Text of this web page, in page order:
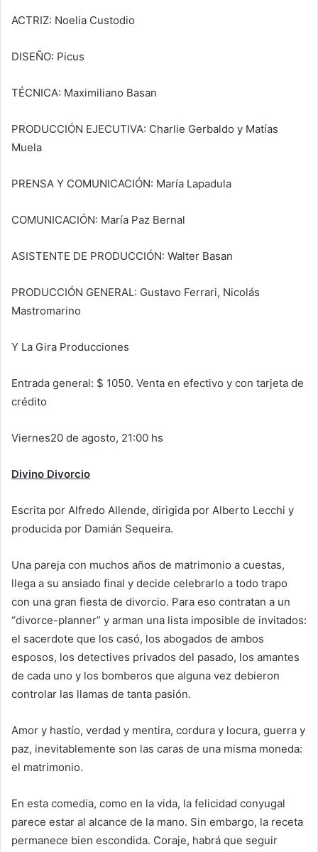
ACTRIZ: Noelia Custodio
DISEÑO: Picus
TÉCNICA: Maximiliano Basan
PRODUCCIÓN EJECUTIVA: Charlie Gerbaldo y Matías
Muela
PRENSA Y COMUNICACIÓN: María Lapadula
COMUNICACIÓN: María Paz Bernal
ASISTENTE DE PRODUCCIÓN: Walter Basan
PRODUCCIÓN GENERAL: Gustavo Ferrari, Nicolás
Mastromarino
Y La Gira Producciones
Entrada general: $ 1050. Venta en efectivo y con tarjeta de
crédito
Viernes20 de agosto, 21:00 hs
Divino Divorcio
Escrita por Alfredo Allende, dirigida por Alberto Lecchi y
producida por Damián Sequeira.
Una pareja con muchos años de matrimonio a cuestas,
llega a su ansiado final y decide celebrarlo a todo trapo
con una gran fiesta de divorcio. Para eso contratan a un
“divorce-planner” y arman una lista imposible de invitados:
el sacerdote que los casó, los abogados de ambos
esposos, los detectives privados del pasado, los amantes
de cada uno y los bomberos que alguna vez debieron
controlar las llamas de tanta pasión.
Amor y hastío, verdad y mentira, cordura y locura, guerra y
paz, inevitablemente son las caras de una misma moneda:
el matrimonio.
En esta comedia, como en la vida, la felicidad conyugal
parece estar al alcance de la mano. Sin embargo, la receta
permanece bien escondida. Coraje, habrá que seguir